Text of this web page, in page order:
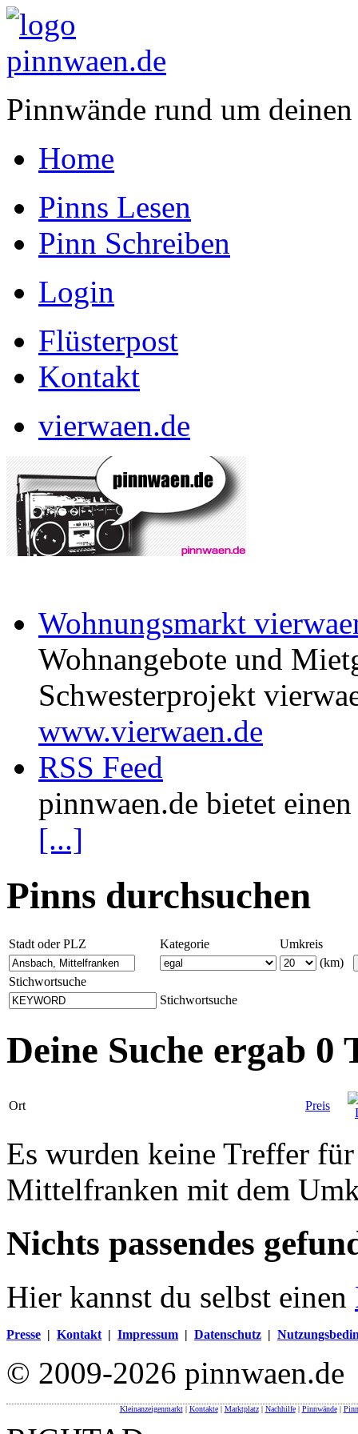
Pinnwände rund um
Home
Pinns Lesen
Pinn Schreiben
Login
Flüsterpost
Kontakt
vierwaen.de
Wohnungsmarkt
Wohnangebote und
Schwesterprojekt
www.vierwaen.de
RSS Feed
pinnwaen.de bietet
[...]
Pinns durchsuchen
Stadt oder PLZ Kategorie
Umkreis
(km)
Stichwortsuche
Stichwortsuche
Deine Suche ergab 0
Ort Preis
Es wurden keine Treffer
Mittelfranken mit dem
Nichts passendes
Hier kannst du selbst einen
Presse | Kontakt | Impressum | Datenschutz |
© 2009-2026 pinnwaen.de
Kleinanzeigenmarkt| Kontakte| Marktplatz| Nachhilfe| Pinnwände|